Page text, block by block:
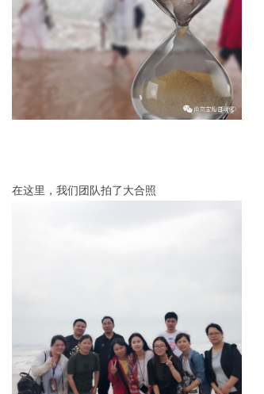
在这里，我们团队拍了大合照